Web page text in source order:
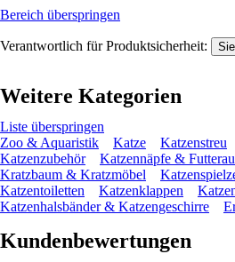
Bereich überspringen
Verantwortlich für Produktsicherheit:
Weitere Kategorien
Liste überspringen
Zoo & Aquaristik
Katze Katzenstreu
Katzenzubehör
Katzennäpfe &
Kratzbaum & Kratzmöbel
Katzentoiletten
Katzenklappen
Katzenhalsbänder & Katzengeschirre
Kundenbewertungen